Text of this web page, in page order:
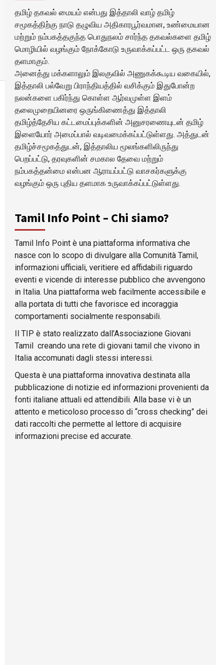
தமிழ் தகவல் மையம் என்பது இத்தாலி வாழ் தமிழ்
சமூகத்திற்கு நாடு தழுவிய அதிகாரபூர்வமான, உண்மையான
மற்றும் நம்பகத்தகுந்த பொதுநலம் சார்ந்த தகவல்களை தமிழ்
மொழியில் வழங்கும் நோக்கோடு உருவாக்கப்பட்ட ஒரு தகவல்
தளமாகும்.
அனைத்து மக்களாலும் இலகுவில் அணுகக்கூடிய வகையில்,
இத்தாலி பல்வேறு பிராந்தியத்தில் வசிக்கும் இதுபோன்ற
நலன்களை பகிர்ந்து கொள்ள ஆர்வமுள்ள இளம்
தலைமுறையினரை ஒருங்கிணைத்து இத்தாலி
தமிழ்த்தேசிய கட்டமைப்புக்களின் அனுசரணையுடன் தமிழ்
இளையோர் அமைப்பால் வடிவமைக்கப்பட்டுள்ளது. அத்துடன்
தமிழ்ச்சமூகத்துடன், இத்தாலிய மூலங்களிலிருந்து
பெறப்பட்டு, தரவுகளின் சமகால தேவை மற்றும்
நம்பகத்தன்மை என்பன ஆராயப்பட்டு வாசகர்களுக்கு
வழங்கும் ஒரு புதிய தளமாக உருவாக்கப்பட்டுள்ளது.
Tamil Info Point – Chi siamo?
Tamil Info Point è una piattaforma informativa che
nasce con lo scopo di divulgare alla Comunità Tamil,
informazioni ufficiali, veritiere ed affidabili riguardo
eventi e vicende di interesse pubblico che avvengono
in Italia. Una piattaforma web facilmente accessibile e
alla portata di tutti che favorisce ed incoraggia
comportamenti socialmente responsabili.
Il TIP è stato realizzato dall’Associazione Giovani
Tamil creando una rete di giovani tamil che vivono in
Italia accomunati dagli stessi interessi.
Questa è una piattaforma innovativa destinata alla
pubblicazione di notizie ed informazioni provenienti da
fonti italiane attuali ed attendibili. Alla base vi è un
attento e meticoloso processo di “cross checking” dei
dati raccolti che permette al lettore di acquisire
informazioni precise ed accurate.